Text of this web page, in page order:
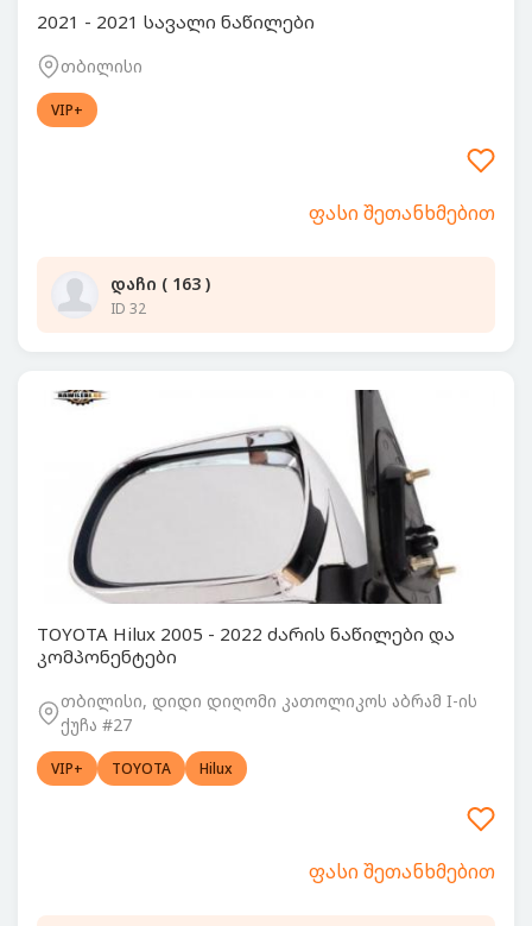
2021 - 2021 სავალი ნაწილები
თბილისი
VIP+
ფასი შეთანხმებით
დაჩი ( 163 )
ID 32
TOYOTA Hilux 2005 - 2022 ძარის ნაწილები და
კომპონენტები
თბილისი, დიდი დიღომი კათოლიკოს აბრამ I-ის
ქუჩა #27
VIP+ TOYOTA Hilux
ფასი შეთანხმებით